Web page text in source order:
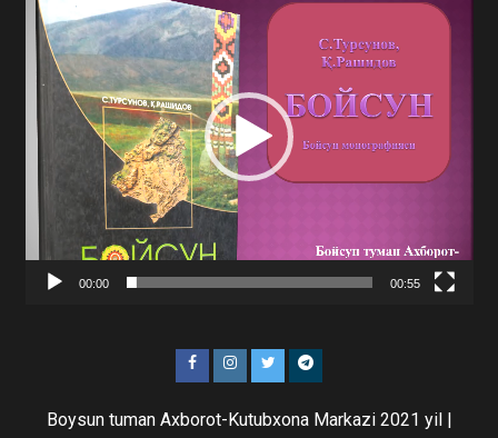
Player
00:00 00:55
Boysun tuman Axborot-Kutubxona Markazi 2021 yil |